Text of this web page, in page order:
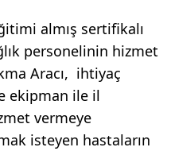
almış sertifikalı
personelinin hizmet
Aracı, ihtiyaç
ekipman ile il
vermeye
isteyen hastaların